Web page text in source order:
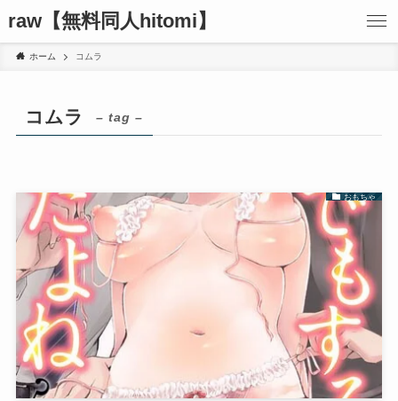
raw【無料同人hitomi】
ホーム コムラ
コムラ – tag –
おもちゃ